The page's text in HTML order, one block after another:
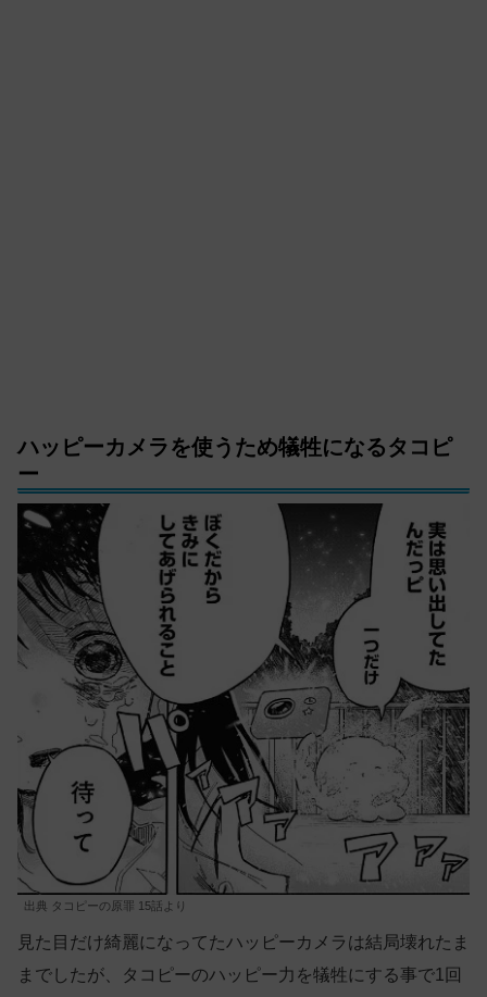
ハッピーカメラを使うため犠牲になるタコピ
ー
出典 タコピーの原罪 15話より
見た目だけ綺麗になってたハッピーカメラは結局壊れたま
までしたが、タコピーのハッピー力を犠牲にする事で1回